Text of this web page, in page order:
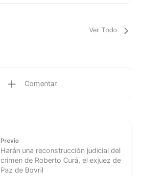
Ver Todo
Comentar
Previo
Harán una reconstrucción judicial del
crimen de Roberto Curá, el exjuez de
Paz de Bovril